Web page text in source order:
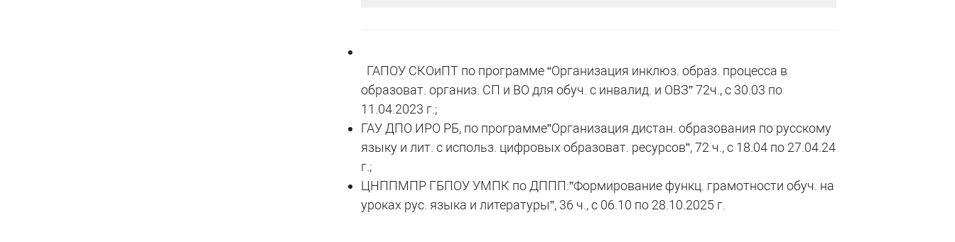
ГАПОУ СКОиПТ по программе “Организация инклюз. образ. процесса в
образоват. организ. СП и ВО для обуч. с инвалид. и ОВЗ” 72ч., с 30.03 по
11.04.2023 г.;
ГАУ ДПО ИРО РБ, по программе”Организация дистан. образования по русскому
языку и лит. с использ. цифровых образоват. ресурсов”, 72 ч., с 18.04 по 27.04.24
г.;
ЦНППМПР ГБПОУ УМПК по ДППП:”Формирование функц. грамотности обуч. на
уроках рус. языка и литературы”, 36 ч., с 06.10 по 28.10.2025 г.